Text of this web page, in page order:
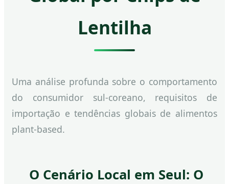
Lentilha
Uma análise profunda sobre o comportamento
do consumidor sul-coreano, requisitos de
importação e tendências globais de alimentos
plant-based.
O Cenário Local em Seul: O